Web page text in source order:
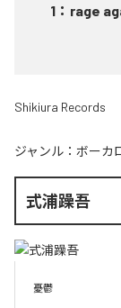
1 ： rage
Shikiura Records
ジャンル： ボーカ
式浦躁吾
憂鬱